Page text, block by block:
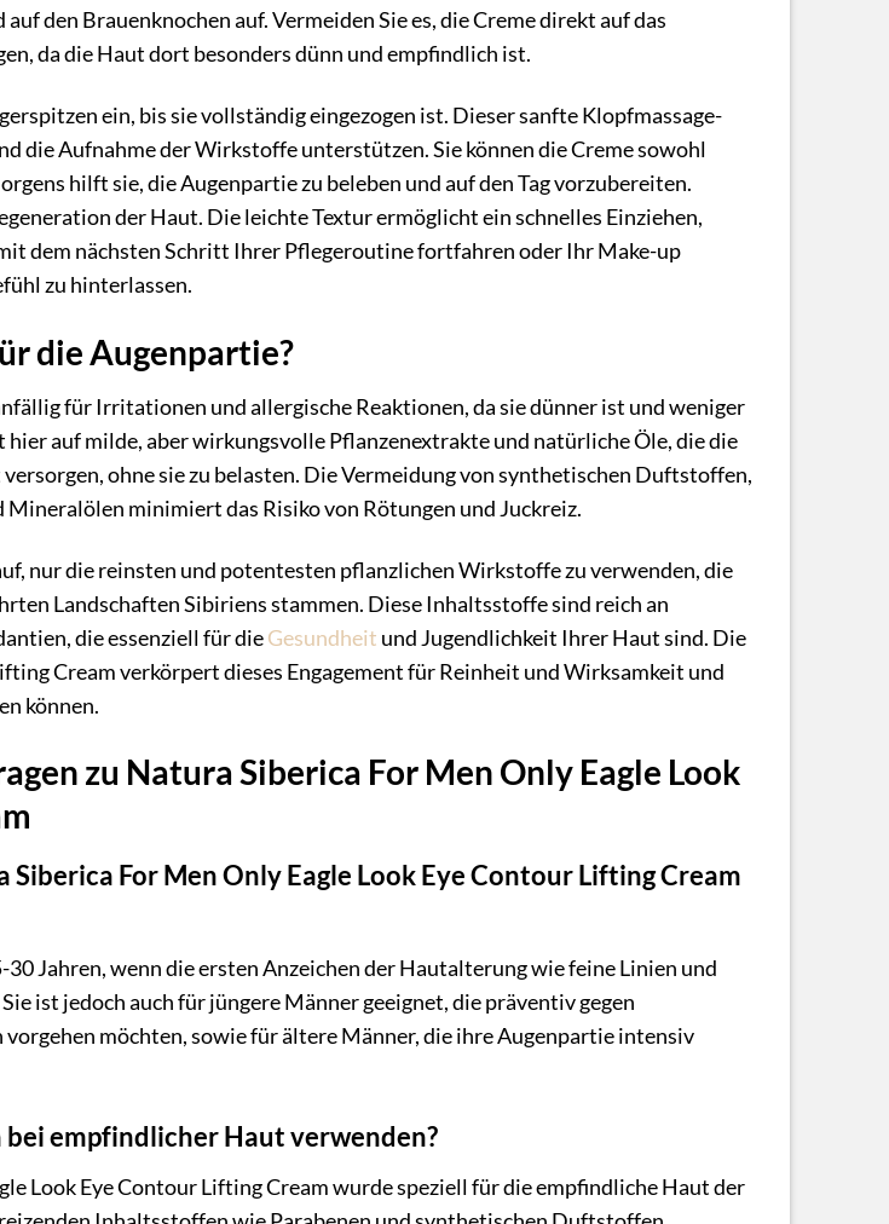
den Brauenknochen auf. Vermeiden Sie es, die Creme direkt auf das
da die Haut dort besonders dünn und empfindlich ist.
ein, bis sie vollständig eingezogen ist. Dieser sanfte Klopfmassage-
die Aufnahme der Wirkstoffe unterstützen. Sie können die Creme sowohl
hilft sie, die Augenpartie zu beleben und auf den Tag vorzubereiten.
der Haut. Die leichte Textur ermöglicht ein schnelles Einziehen,
dem nächsten Schritt Ihrer Pflegeroutine fortfahren oder Ihr Make-up
zu hinterlassen.
die Augenpartie?
für Irritationen und allergische Reaktionen, da sie dünner ist und weniger
hier auf milde, aber wirkungsvolle Pflanzenextrakte und natürliche Öle, die die
ohne sie zu belasten. Die Vermeidung von synthetischen Duftstoffen,
minimiert das Risiko von Rötungen und Juckreiz.
nur die reinsten und potentesten pflanzlichen Wirkstoffe zu verwenden, die
Landschaften Sibiriens stammen. Diese Inhaltsstoffe sind reich an
die essenziell für dieGesundheit und Jugendlichkeit Ihrer Haut sind. Die
Cream verkörpert dieses Engagement für Reinheit und Wirksamkeit und
können.
zu Natura Siberica For Men Only Eagle Look
For Men Only Eagle Look Eye Contour Lifting Cream
Jahren, wenn die ersten Anzeichen der Hautalterung wie feine Linien und
ist jedoch auch für jüngere Männer geeignet, die präventiv gegen
möchten, sowie für ältere Männer, die ihre Augenpartie intensiv
empfindlicher Haut verwenden?
Look Eye Contour Lifting Cream wurde speziell für die empfindliche Haut der